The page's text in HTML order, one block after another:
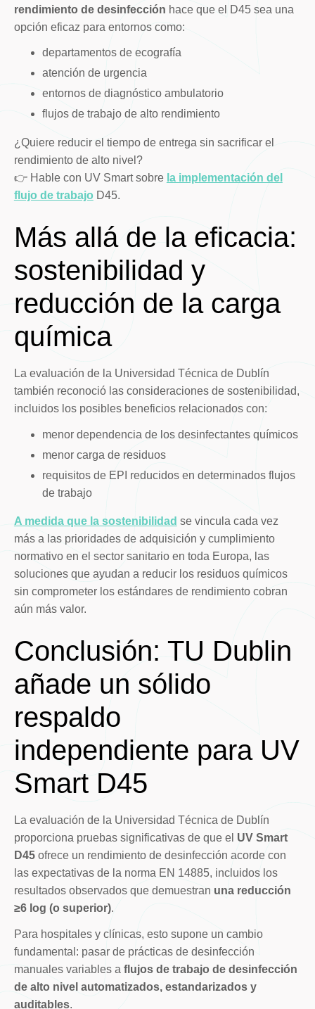
rendimiento de desinfección hace que el D45 sea una
opción eficaz para entornos como:
departamentos de ecografía
atención de urgencia
entornos de diagnóstico ambulatorio
flujos de trabajo de alto rendimiento
¿Quiere reducir el tiempo de entrega sin sacrificar el
rendimiento de alto nivel?
👉 Hable con UV Smart sobre la implementación del
flujo de trabajo D45.
Más allá de la eficacia:
sostenibilidad y
reducción de la carga
química
La evaluación de la Universidad Técnica de Dublín
también reconoció las consideraciones de sostenibilidad,
incluidos los posibles beneficios relacionados con:
menor dependencia de los desinfectantes químicos
menor carga de residuos
requisitos de EPI reducidos en determinados flujos
de trabajo
A medida que la sostenibilidad se vincula cada vez
más a las prioridades de adquisición y cumplimiento
normativo en el sector sanitario en toda Europa, las
soluciones que ayudan a reducir los residuos químicos
sin comprometer los estándares de rendimiento cobran
aún más valor.
Conclusión: TU Dublin
añade un sólido
respaldo
independiente para UV
Smart D45
La evaluación de la Universidad Técnica de Dublín
proporciona pruebas significativas de que el UV Smart
D45ofrece un rendimiento de desinfección acorde con
las expectativas de la norma EN 14885, incluidos los
resultados observados que demuestran una reducción
≥6 log (o superior).
Para hospitales y clínicas, esto supone un cambio
fundamental: pasar de prácticas de desinfección
manuales variables a flujos de trabajo de desinfección
de alto nivel automatizados, estandarizados y
auditables.